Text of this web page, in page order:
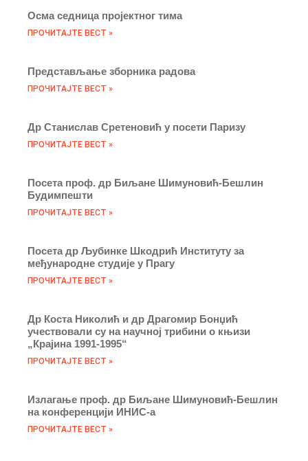
Осма седница пројектног тима
ПРОЧИТАЈТЕ ВЕСТ »
Представљање зборника радова
ПРОЧИТАЈТЕ ВЕСТ »
Др Станислав Сретеновић у посети Паризу
ПРОЧИТАЈТЕ ВЕСТ »
Посета проф. др Биљане Шимуновић-Бешлин
Будимпешти
ПРОЧИТАЈТЕ ВЕСТ »
Посета др Љубинке Шкодрић Институту за
међународне студије у Прагу
ПРОЧИТАЈТЕ ВЕСТ »
Др Коста Николић и др Драгомир Бонџић
учествовали су на научној трибини о књизи
„Крајина 1991-1995“
ПРОЧИТАЈТЕ ВЕСТ »
Излaгање проф. др Биљане Шимуновић-Бешлин
на конференцији ИНИС-а
ПРОЧИТАЈТЕ ВЕСТ »